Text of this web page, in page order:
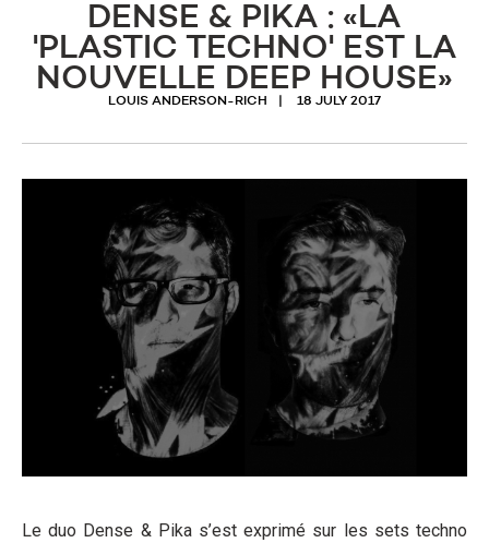
DENSE & PIKA : «LA
'PLASTIC TECHNO' EST LA
NOUVELLE DEEP HOUSE»
LOUIS ANDERSON-RICH 18 JULY 2017
Le duo Dense & Pika s’est exprimé sur les sets techno